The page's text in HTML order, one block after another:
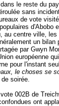
le reste du
sans
de vote
d'Abobo
au centre ville,
un
par Gwyn
européenne
pour l'instant
le choses se
soirée.
002B de
ont